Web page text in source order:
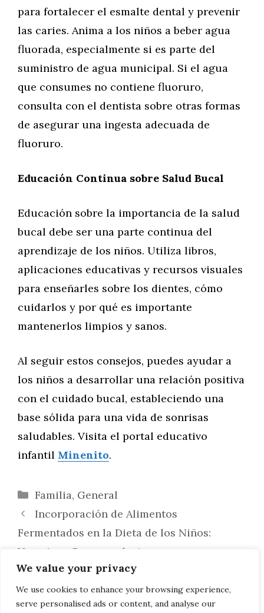
We value your privacy
We use cookies to enhance your browsing experience,
serve personalised ads or content, and analyse our
para fortalecer el esmalte dental y prevenir
las caries. Anima a los niños a beber agua
fluorada, especialmente si es parte del
suministro de agua municipal. Si el agua
que consumes no contiene fluoruro,
consulta con el dentista sobre otras formas
de asegurar una ingesta adecuada de
fluoruro.
Educación Continua sobre Salud Bucal
Educación sobre la importancia de la salud
bucal debe ser una parte continua del
aprendizaje de los niños. Utiliza libros,
aplicaciones educativas y recursos visuales
para enseñarles sobre los dientes, cómo
cuidarlos y por qué es importante
mantenerlos limpios y sanos.
Al seguir estos consejos, puedes ayudar a
los niños a desarrollar una relación positiva
con el cuidado bucal, estableciendo una
base sólida para una vida de sonrisas
saludables. Visita el portal educativo
infantil Minenito.
Categorías
Familia, General
Incorporación de Alimentos
Fermentados en la Dieta de los Niños:
Ventajas y Recomendaciones
Estrategias Clave para Prevenir Lesiones
en Niños Durante Actividades Deportivas y
Juegos